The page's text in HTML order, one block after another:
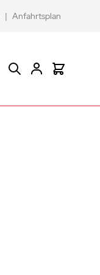
| Anfahrtsplan
Suche